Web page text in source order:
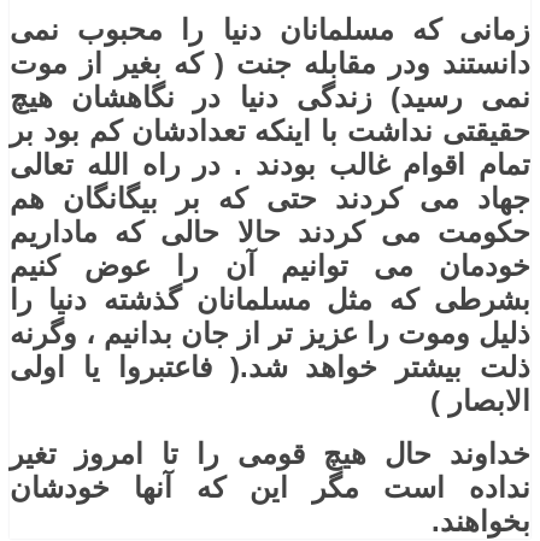
زمانی که مسلمانان دنیا را محبوب نمی
دانستند ودر مقابله جنت ( که بغیر از موت
نمی رسید) زندگی دنیا در نگاهشان هیچ
حقیقتی نداشت با اینکه تعدادشان کم بود بر
تمام اقوام غالب بودند . در راه الله تعالی
جهاد می کردند حتی که بر بیگانگان هم
حکومت می کردند حالا حالی که ماداریم
خودمان می توانیم آن را عوض کنیم
بشرطی که مثل مسلمانان گذشته دنیا را
ذلیل وموت را عزیز تر از جان بدانیم ، وگرنه
ذلت بیشتر خواهد شد.( فاعتبروا یا اولی
الابصار )
خداوند حال هیچ قومی را تا امروز تغیر
نداده است مگر این که آنها خودشان
بخواهند.